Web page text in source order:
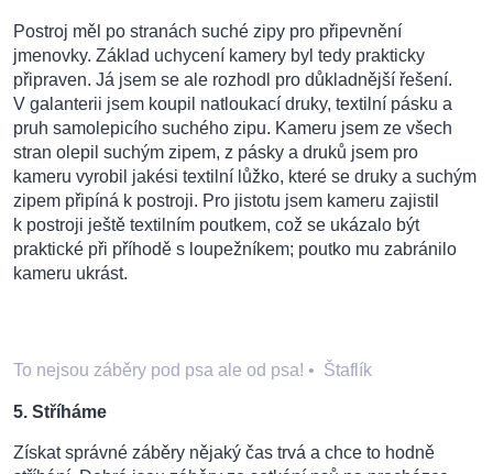
Postroj měl po stranách suché zipy pro připevnění
jmenovky. Základ uchycení kamery byl tedy prakticky
připraven. Já jsem se ale rozhodl pro důkladnější řešení.
V galanterii jsem koupil natloukací druky, textilní pásku a
pruh samolepicího suchého zipu. Kameru jsem ze všech
stran olepil suchým zipem, z pásky a druků jsem pro
kameru vyrobil jakési textilní lůžko, které se druky a suchým
zipem připíná k postroji. Pro jistotu jsem kameru zajistil
k postroji ještě textilním poutkem, což se ukázalo být
praktické při příhodě s loupežníkem; poutko mu zabránilo
kameru ukrást.
To nejsou záběry pod psa ale od psa! • Štaflík
5. Stříháme
Získat správné záběry nějaký čas trvá a chce to hodně